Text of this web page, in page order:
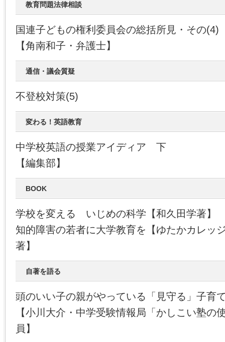
教育問題法律相談
国連子どもの権利委員会の総括所見・その(4)
【角南和子・弁護士】
通信・議会質疑
不登校対策(5)
変わる！英語教育
中学校英語の授業アイディア 下
【編集部】
BOOK
学校を変える いじめの科学【和久田学著】
知的障害の若者に大学教育を【ゆたかカレッ
著】
自著を語る
頭のいい子の親がやっている「見守る」子育
【小川大介・中学受験情報局「かしこい塾の
員】